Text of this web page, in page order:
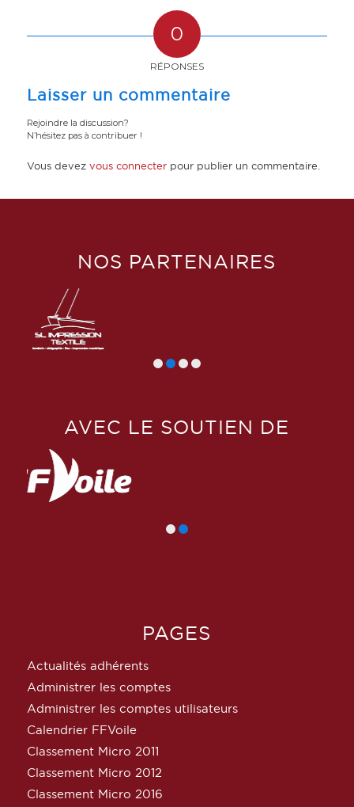
0
RÉPONSES
Laisser un commentaire
Rejoindre la discussion?
N’hésitez pas à contribuer !
Vous devez vous connecterpour publier un commentaire.
NOS PARTENAIRES
AVEC LE SOUTIEN DE
PAGES
Actualités adhérents
Administrer les comptes
Administrer les comptes utilisateurs
Calendrier FFVoile
Classement Micro 2011
Classement Micro 2012
Classement Micro 2016